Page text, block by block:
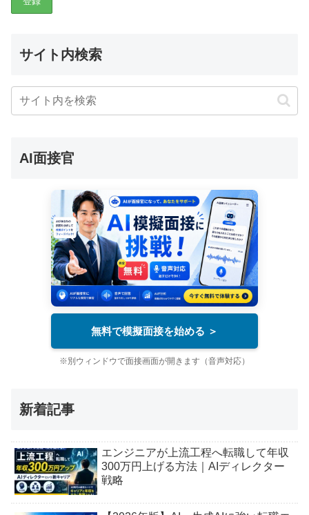
サイト内検索
AI面接官
無料で模擬面接を始める ＞
※別ウィンドウで面接画面が開きます（音声対応）
新着記事
エンジニアが上流工程へ転職して年収
300万円上げる方法｜AIディレクター
戦略